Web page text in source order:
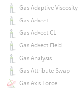
Gas Adaptive Viscosity
Gas Advect
Gas Advect CL
Gas Advect Field
Gas Analysis
Gas Attribute Swap
Gas Axis Force